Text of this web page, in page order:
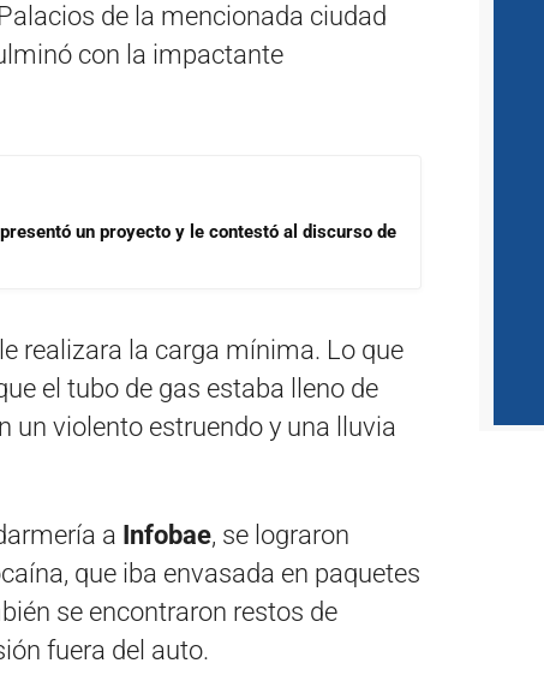
de la mencionada ciudad
con la impactante
un proyecto y le contestó al discurso de
realizara la carga mínima. Lo que
el tubo de gas estaba lleno de
un violento estruendo y una lluvia
a Infobae, se lograron
que iba envasada en paquetes
se encontraron restos de
fuera del auto.